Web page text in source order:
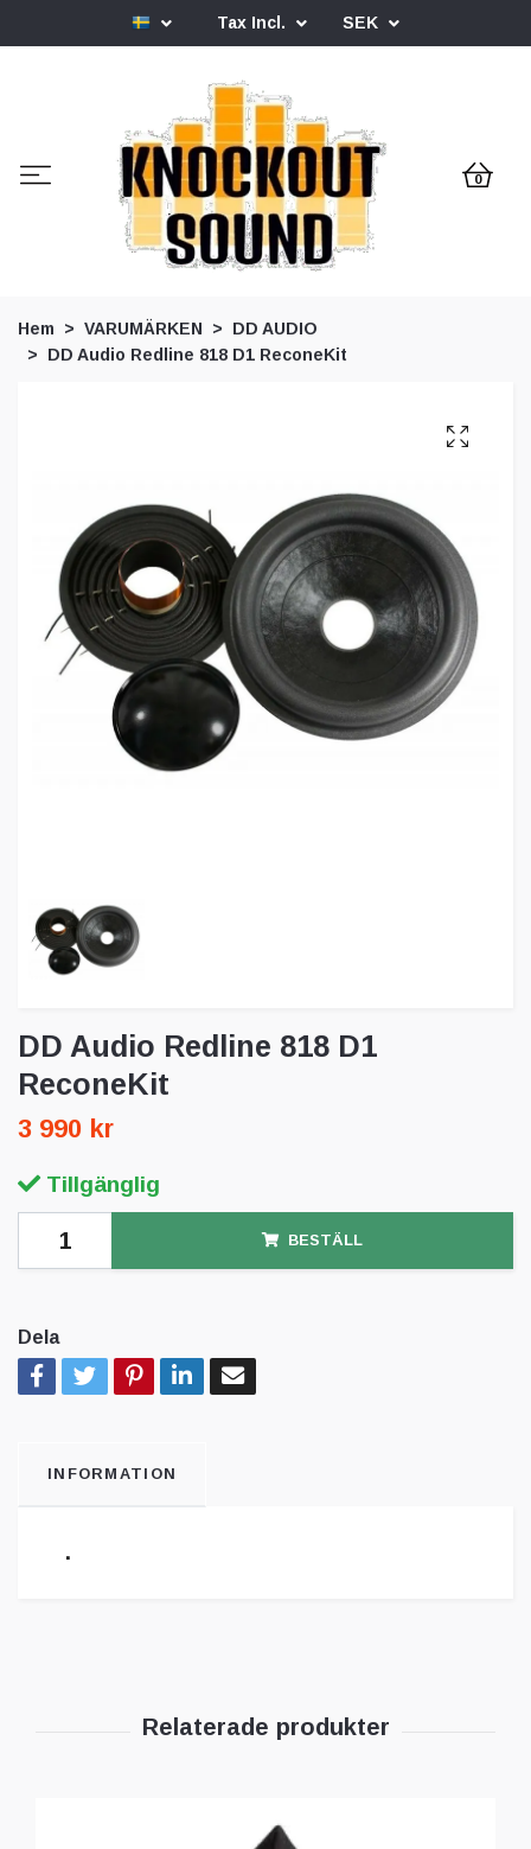
Tax Incl. SEK
0
Hem VARUMÄRKEN
DD AUDIO
DD Audio Redline 818 D1 ReconeKit
DD Audio Redline 818 D1
ReconeKit
3 990 kr
Tillgänglig
BESTÄLL
Dela
INFORMATION
.